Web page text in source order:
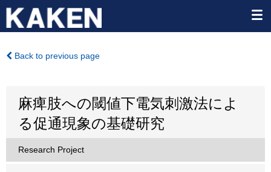
Back to previous page
麻痺肢への閾値下電気刺激法によ
る促通現象の基礎研究
Research Project